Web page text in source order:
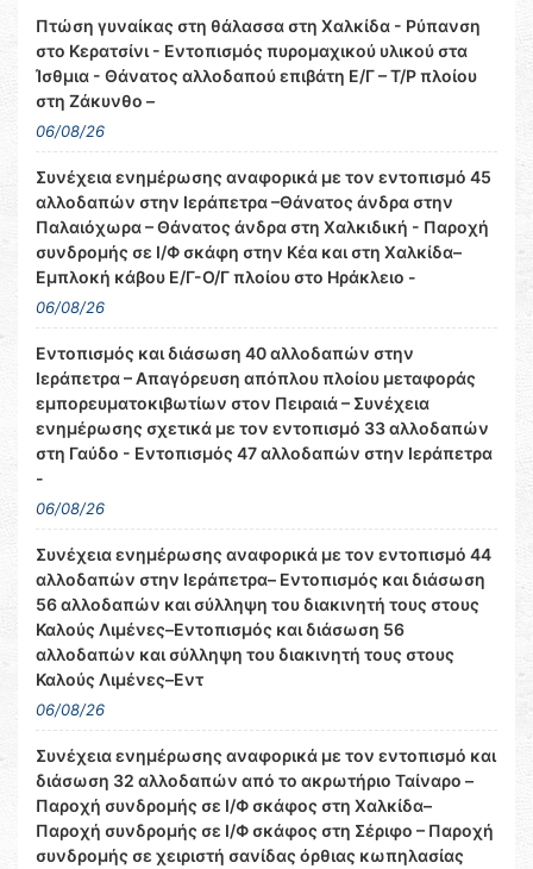
Πτώση γυναίκας στη θάλασσα στη Χαλκίδα - Ρύπανση
στο Κερατσίνι - Εντοπισμός πυρομαχικού υλικού στα
Ίσθμια - Θάνατος αλλοδαπού επιβάτη Ε/Γ – Τ/Ρ πλοίου
στη Ζάκυνθο –
06/08/26
Συνέχεια ενημέρωσης αναφορικά με τον εντοπισμό 45
αλλοδαπών στην Ιεράπετρα –Θάνατος άνδρα στην
Παλαιόχωρα – Θάνατος άνδρα στη Χαλκιδική - Παροχή
συνδρομής σε Ι/Φ σκάφη στην Κέα και στη Χαλκίδα–
Εμπλοκή κάβου Ε/Γ-Ο/Γ πλοίου στο Ηράκλειο -
06/08/26
Εντοπισμός και διάσωση 40 αλλοδαπών στην
Ιεράπετρα – Απαγόρευση απόπλου πλοίου μεταφοράς
εμπορευματοκιβωτίων στον Πειραιά – Συνέχεια
ενημέρωσης σχετικά με τον εντοπισμό 33 αλλοδαπών
στη Γαύδο - Εντοπισμός 47 αλλοδαπών στην Ιεράπετρα
-
06/08/26
Συνέχεια ενημέρωσης αναφορικά με τον εντοπισμό 44
αλλοδαπών στην Ιεράπετρα– Εντοπισμός και διάσωση
56 αλλοδαπών και σύλληψη του διακινητή τους στους
Καλούς Λιμένες–Εντοπισμός και διάσωση 56
αλλοδαπών και σύλληψη του διακινητή τους στους
Καλούς Λιμένες–Εντ
06/08/26
Συνέχεια ενημέρωσης αναφορικά με τον εντοπισμό και
διάσωση 32 αλλοδαπών από το ακρωτήριο Ταίναρο –
Παροχή συνδρομής σε Ι/Φ σκάφος στη Χαλκίδα–
Παροχή συνδρομής σε Ι/Φ σκάφος στη Σέριφο – Παροχή
συνδρομής σε χειριστή σανίδας όρθιας κωπηλασίας